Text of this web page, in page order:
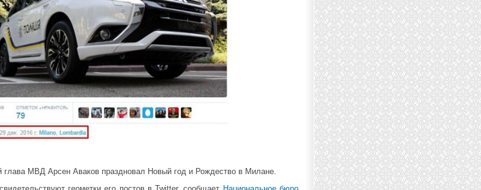
глава МВД Арсен Аваков праздновал Новый год и Рождество в Милане.